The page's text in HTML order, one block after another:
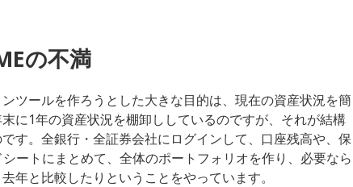
の不満
ツールを作ろうとした大きな目的は、現在の資産状況を簡
に1年の資産状況を棚卸ししているのですが、それが結構
す。全銀行・全証券会社にログインして、口座残高や、保
ートにまとめて、全体のポートフォリオを作り、必要なら
年と比較したりということをやっています。